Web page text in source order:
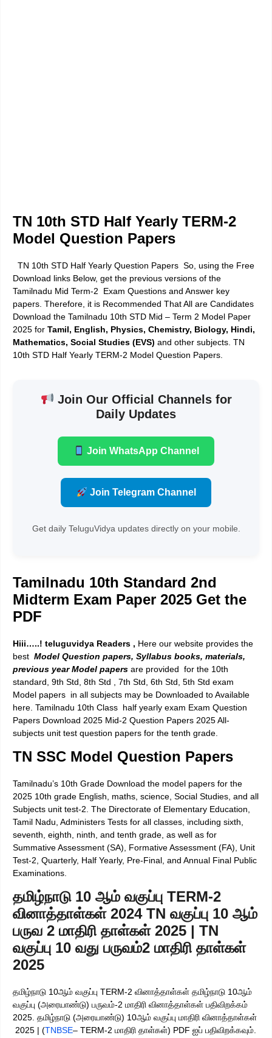
TN 10th STD Half Yearly TERM-2
Model Question Papers
TN 10th STD Half Yearly Question Papers So, using the Free
Download links Below, get the previous versions of the
Tamilnadu Mid Term-2 Exam Questions and Answer key
papers. Therefore, it is Recommended That All are Candidates
Download the Tamilnadu 10th STD Mid – Term 2 Model Paper
2025 for Tamil, English, Physics, Chemistry, Biology, Hindi,
Mathematics, Social Studies (EVS) and other subjects. TN
10th STD Half Yearly TERM-2 Model Question Papers.
Join Our Official Channels for
Daily Updates
Join WhatsApp Channel
Join Telegram Channel
Get daily TeluguVidya updates directly on your mobile.
Tamilnadu 10th Standard 2nd
Midterm Exam Paper 2025 Get the
PDF
Hiii…..! teluguvidya Readers , Here our website provides the
best Model Question papers, Syllabus books, materials,
previous year Model papers are provided for the 10th
standard, 9th Std, 8th Std , 7th Std, 6th Std, 5th Std exam
Model papers in all subjects may be Downloaded to Available
here. Tamilnadu 10th Class half yearly exam Exam Question
Papers Download 2025 Mid-2 Question Papers 2025 All-
subjects unit test question papers for the tenth grade.
TN SSC Model Question Papers
Tamilnadu’s 10th Grade Download the model papers for the
2025 10th grade English, maths, science, Social Studies, and all
Subjects unit test-2. The Directorate of Elementary Education,
Tamil Nadu, Administers Tests for all classes, including sixth,
seventh, eighth, ninth, and tenth grade, as well as for
Summative Assessment (SA), Formative Assessment (FA), Unit
Test-2, Quarterly, Half Yearly, Pre-Final, and Annual Final Public
Examinations.
தமிழ்நாடு 10 ஆம் வகுப்பு TERM-2
வினாத்தாள்கள் 2024 TN வகுப்பு 10 ஆம்
பருவ 2 மாதிரி தாள்கள் 2025 | TN
வகுப்பு 10 வது பருவம்2 மாதிரி தாள்கள்
2025
தமிழ்நாடு 10ஆம் வகுப்பு TERM-2 வினாத்தாள்கள் தமிழ்நாடு 10ஆம்
வகுப்பு (அரையாண்டு) பருவம்-2 மாதிரி வினாத்தாள்கள் பதிவிறக்கம்
2025. தமிழ்நாடு (அரையாண்டு) 10ஆம் வகுப்பு மாதிரி வினாத்தாள்கள்
2025 | (TNBSE– TERM-2 மாதிரி தாள்கள்) PDF ஐப் பதிவிறக்கவும்.